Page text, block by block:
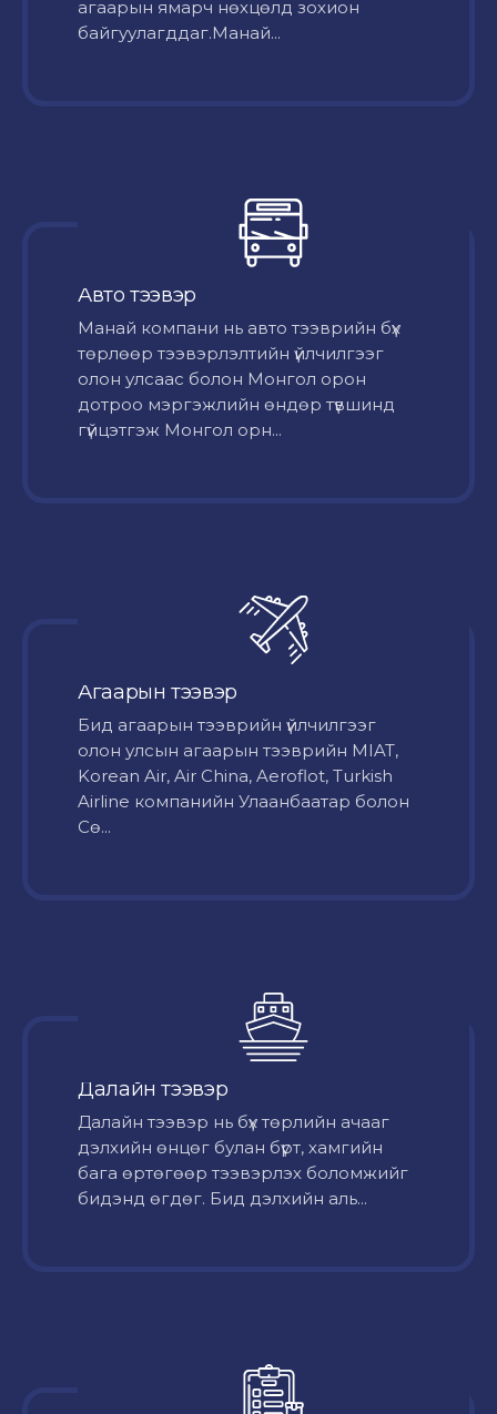
агаарын ямарч нөхцөлд зохион
байгуулагддаг.Манай...
Авто тээвэр
Mанай компани нь авто тээврийн бүх
төрлөөр тээвэрлэлтийн үйлчилгээг
олон улсаас болон Монгол орон
дотроо мэргэжлийн өндөр түвшинд
гүйцэтгэж Монгол орн...
Агаарын тээвэр
Бид агаарын тээврийн үйлчилгээг
олон улсын агаарын тээврийн MIAT,
Korean Air, Air China, Aeroflot, Turkish
Airline компанийн Улаанбаатар болон
Сө...
Далайн тээвэр
Далайн тээвэр нь бүх төрлийн ачааг
дэлхийн өнцөг булан бүрт, хамгийн
бага өртөгөөр тээвэрлэх боломжийг
бидэнд өгдөг. Бид дэлхийн аль...